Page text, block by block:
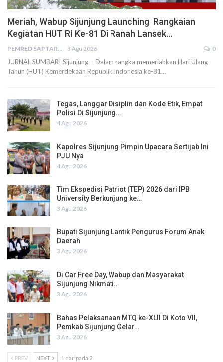
Meriah, Wabup Sijunjung Launching Rangkaian
Kegiatan HUT RI Ke-81 Di Ranah Lansek…
PEMRED SAPTARIUS 3 Agu 2026 0
JURNAL SUMBAR| Sijunjung - Dalam rangka memeriahkan Hari Ulang
Tahun (HUT) Kemerdekaan Republik Indonesia ke-81…
Tegas, Langgar Disiplin dan Kode Etik, Empat
Polisi Di Sijunjung…
4 Agu 2026
Kapolres Sijunjung Pimpin Upacara Sertijab Ini
PJU Nya
4 Agu 2026
Tim Ekspedisi Patriot (TEP) 2026 dari IPB
University Berkunjung ke…
3 Agu 2026
Bupati Sijunjung Lantik Pengurus Forum Anak
Daerah
3 Agu 2026
Di Car Free Day, Wabup dan Masyarakat
Sijunjung Nikmati…
3 Agu 2026
Bahas Pelaksanaan MTQ ke-XLII Di Koto VII,
Pemkab Sijunjung Gelar…
3 Agu 2026
PREV NEXT 1 daripada 2